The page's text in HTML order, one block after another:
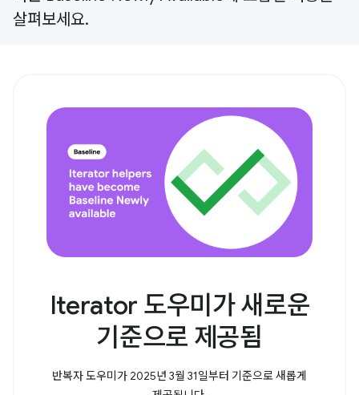
살펴보세요.
Iterator 도우미가 새로운
기준으로 제공됨
반복자 도우미가 2025년 3월 31일부터 기준으로 새롭게